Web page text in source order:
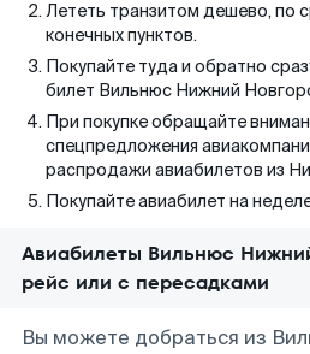
Лететь транзитом дешево, по
конечных пунктов.
Покупайте туда и обратно
билет Вильнюс Нижний
При покупке обращайте
спецпредложения
распродажи авиабилетов из
Покупайте авиабилет на
Авиабилеты Вильнюс
рейс или с пересадками
Вы можете добраться из